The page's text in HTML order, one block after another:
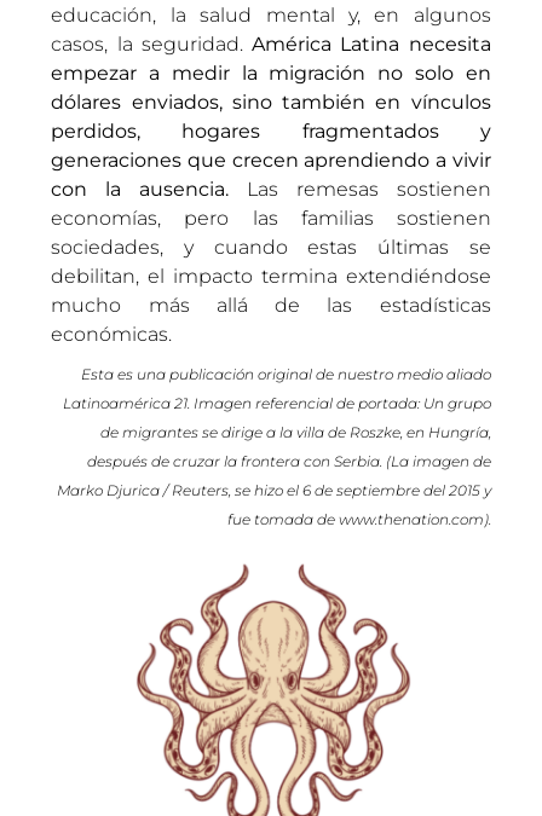
educación, la salud mental y, en algunos
casos, la seguridad.América Latina necesita
empezar a medir la migración no solo en
dólares enviados, sino también en vínculos
perdidos, hogares fragmentados y
generaciones que crecen aprendiendo a vivir
con la ausencia. Las remesas sostienen
economías, pero las familias sostienen
sociedades, y cuando estas últimas se
debilitan, el impacto termina extendiéndose
mucho más allá de las estadísticas
económicas.
Esta es una publicación original de nuestro medio aliado
Latinoamérica 21. Imagen referencial de portada: Un grupo
de migrantes se dirige a la villa de Roszke, en Hungría,
después de cruzar la frontera con Serbia. (La imagen de
Marko Djurica / Reuters, se hizo el 6 de septiembre del 2015 y
fue tomada de www.thenation.com).